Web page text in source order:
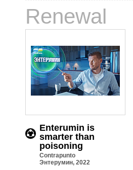
Renewal
Enterumin is
smarter than
poisoning
Contrapunto
Энтерумин, 2022